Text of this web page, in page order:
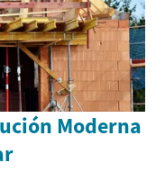
Moderna